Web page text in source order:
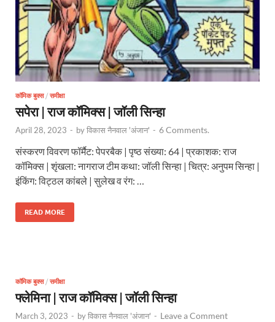
कॉमिक बुक्स/ समीक्षा
सपेरा | राज कॉमिक्स | जॉली सिन्हा
April 28, 2023 - byविकास नैनवाल 'अंजान' - 6 Comments.
संस्करण विवरण फॉर्मैट: पेपरबैक | पृष्ठ संख्या: 64 | प्रकाशक: राज
कॉमिक्स | शृंखला: नागराज टीम कथा: जॉली सिन्हा | चित्र: अनुपम सिन्हा |
इंकिंग: विट्ठल कांबले | सुलेख व रंग: …
READ MORE
कॉमिक बुक्स/ समीक्षा
फ्लेमिना | राज कॉमिक्स | जॉली सिन्हा
March 3, 2023 - byविकास नैनवाल 'अंजान' - Leave a Comment